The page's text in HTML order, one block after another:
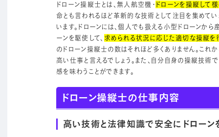
ドローン操縦士とは、無人航空機・ ドローンを操縦して
命とも言われるほど革新的な技術として注目を集めてい
います。ドローンには、個人でも扱える小型ドローンか
ーンを駆使して、 求められる状況に応じた適切な操縦
のドローン操縦士の数はそれほど多くありません。これ
高い仕事と言えるでしょう。また、自分自身の操縦技術
感を味わうことができます。
ドローン操縦士の仕事内容
高い技術と法律知識で安全にドローン